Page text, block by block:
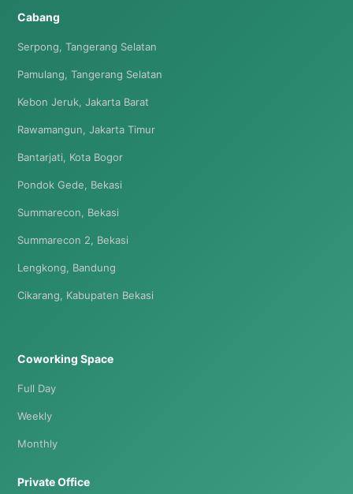
Cabang
Serpong, Tangerang Selatan
Pamulang, Tangerang Selatan
Kebon Jeruk, Jakarta Barat
Rawamangun, Jakarta Timur
Bantarjati, Kota Bogor
Pondok Gede, Bekasi
Summarecon, Bekasi
Summarecon 2, Bekasi
Lengkong, Bandung
Cikarang, Kabupaten Bekasi
Coworking Space
Full Day
Weekly
Monthly
Private Office